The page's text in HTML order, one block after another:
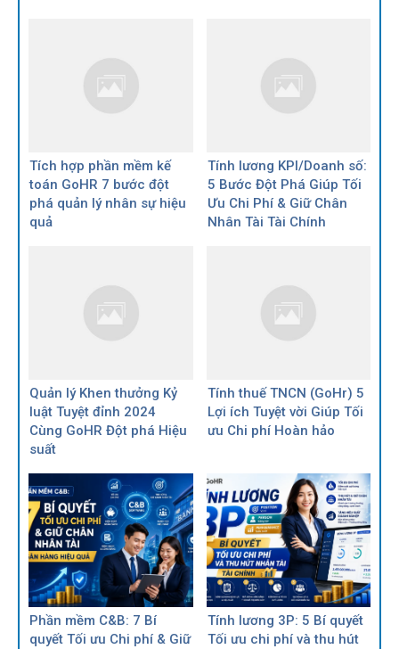
Tích hợp phần mềm kế
toán GoHR 7 bước đột
phá quản lý nhân sự hiệu
quả
Tính lương KPI/Doanh số:
5 Bước Đột Phá Giúp Tối
Ưu Chi Phí & Giữ Chân
Nhân Tài Tài Chính
Quản lý Khen thưởng Kỷ
luật Tuyệt đỉnh 2024
Cùng GoHR Đột phá Hiệu
suất
Tính thuế TNCN (GoHr) 5
Lợi ích Tuyệt vời Giúp Tối
ưu Chi phí Hoàn hảo
Phần mềm C&B: 7 Bí
quyết Tối ưu Chi phí & Giữ
Tính lương 3P: 5 Bí quyết
Tối ưu chi phí và thu hút